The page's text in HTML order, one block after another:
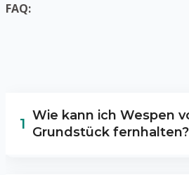
FAQ:
1 Wie kann ich Wespen
Grundstück fernhalten?